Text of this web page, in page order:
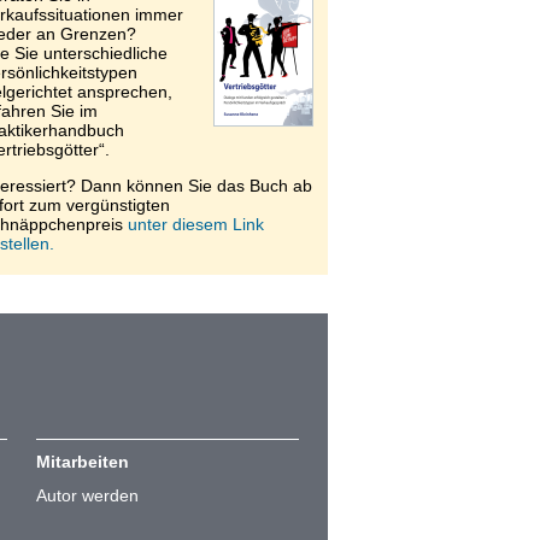
immer
an Grenzen?
Sie unterschiedliche
ansprechen,
Sie im
Dann können Sie das Buch ab
zum vergünstigten
unter diesem Link
Mitarbeiten
Autor werden